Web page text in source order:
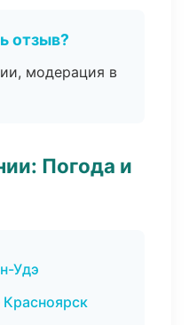
отзыв?
модерация в
Погода и
Удэ